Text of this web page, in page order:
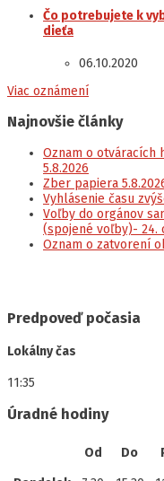
Čo potrebujete k
dieťa
06.10.2020
Viac oznámení
Najnovšie články
Oznam o otváracích
5.8.2026
Zber papiera
Vyhlásenie času
Voľby do orgánov
(spojené voľby)- 24.
Oznam o zatvorení
Predpoveď počasia
Lokálny čas
11:35
Úradné hodiny
Od Do